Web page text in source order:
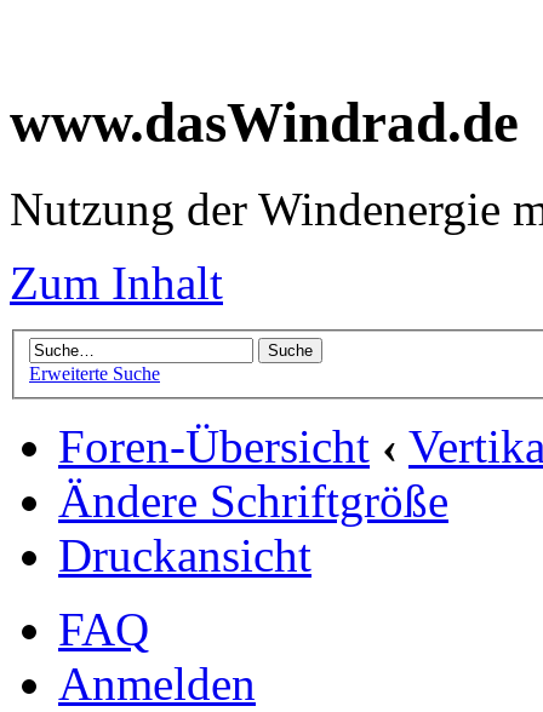
www.dasWindrad.de
Nutzung der Windenergie
Zum Inhalt
Erweiterte Suche
Foren-Übersicht ‹
Ändere Schriftgröße
Druckansicht
FAQ
Anmelden